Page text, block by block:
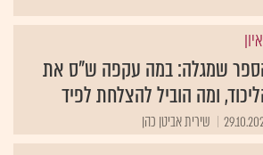
שמגלה: במה עקפה ש"ס את
ומה הוביל להצלחת לפיד
שירית אביטן כהן